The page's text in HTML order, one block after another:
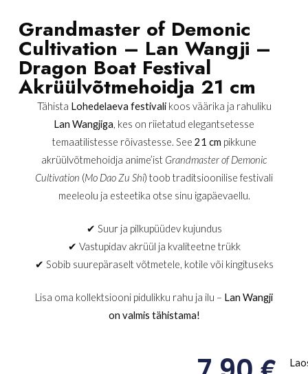
Grandmaster of Demonic
Cultivation – Lan Wangji –
Dragon Boat Festival
Akrüülvõtmehoidja 21 cm
Tähista Lohedelaeva festivalikoos väärika ja rahuliku
Lan Wangjiga, kes on riietatud elegantsetesse
temaatilistesse rõivastesse. See 21 cm pikkune
akrüülvõtmehoidja anime’ist Grandmaster of Demonic
Cultivation (Mo Dao Zu Shi) toob traditsioonilise festivali
meeleolu ja esteetika otse sinu igapäevaellu.
✔ Suur ja pilkupüüdev kujundus
✔ Vastupidav akrüül ja kvaliteetne trükk
✔ Sobib suurepäraselt võtmetele, kotile või kingituseks
Lisa oma kollektsiooni pidulikku rahu ja ilu – Lan Wangji
on valmis tähistama!